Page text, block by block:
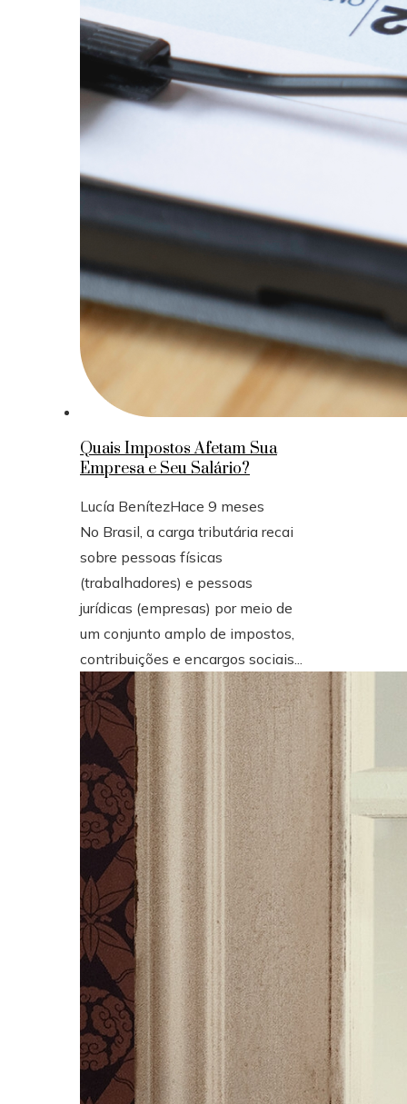
Quais Impostos Afetam Sua
Empresa e Seu Salário?
Lucía BenítezHace 9 meses
No Brasil, a carga tributária recai
sobre pessoas físicas
(trabalhadores) e pessoas
jurídicas (empresas) por meio de
um conjunto amplo de impostos,
contribuições e encargos sociais...